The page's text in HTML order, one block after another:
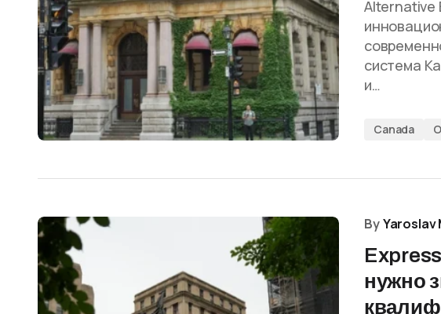
Alternative
система
и…
Canada
ByYaroslav
нужно